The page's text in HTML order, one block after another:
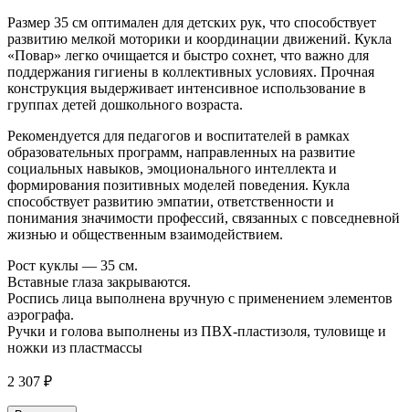
Размер 35 см оптимален для детских рук, что способствует
развитию мелкой моторики и координации движений. Кукла
«Повар» легко очищается и быстро сохнет, что важно для
поддержания гигиены в коллективных условиях. Прочная
конструкция выдерживает интенсивное использование в
группах детей дошкольного возраста.
Рекомендуется для педагогов и воспитателей в рамках
образовательных программ, направленных на развитие
социальных навыков, эмоционального интеллекта и
формирования позитивных моделей поведения. Кукла
способствует развитию эмпатии, ответственности и
понимания значимости профессий, связанных с повседневной
жизнью и общественным взаимодействием.
Рост куклы — 35 см.
Вставные глаза закрываются.
Роспись лица выполнена вручную с применением элементов
аэрографа.
Ручки и голова выполнены из ПВХ-пластизоля, туловище и
ножки из пластмассы
2 307 ₽